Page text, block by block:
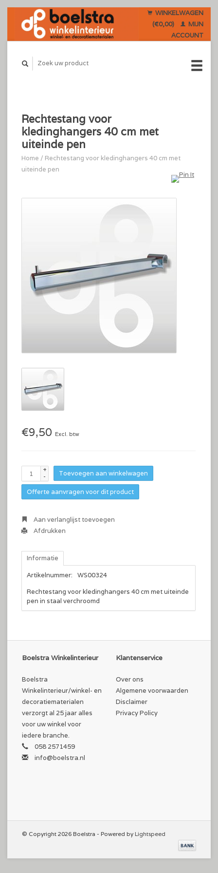
WINKELWAGEN
(€0,00)
MIJN
ACCOUNT
Rechtestang voor
kledinghangers 40 cm met
uiteinde pen
Home / Rechtestang voor kledinghangers 40 cm met
uiteinde pen
€9,50 Excl. btw
+
-
Toevoegen aan winkelwagen
Offerte aanvragen voor dit product
Aan verlanglijst toevoegen
Afdrukken
Informatie
Artikelnummer:
WS00324
Rechtestang voor kledinghangers 40 cm met uiteinde
pen in staal verchroomd
Boelstra Winkelinterieur
Boelstra
Winkelinterieur/winkel- en
decoratiematerialen
verzorgt al 25 jaar alles
voor uw winkel voor
iedere branche.
058 2571459
info@boelstra.nl
Klantenservice
Over ons
Algemene voorwaarden
Disclaimer
Privacy Policy
© Copyright 2026 Boelstra - Powered by Lightspeed